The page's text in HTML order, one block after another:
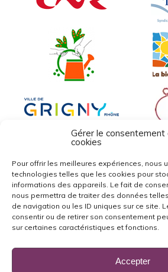
Gérer le consentement
cookies
Pour offrir les meilleures expériences, nous
technologies telles que les cookies pour
informations des appareils. Le fait de
nous permettra de traiter des données
de navigation ou les ID uniques sur ce site.
consentir ou de retirer son consentement
sur certaines caractéristiques et fonctions.
Accepter